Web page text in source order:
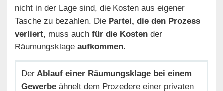
nicht in der Lage sind, die Kosten aus eigener
Tasche zu bezahlen. Die Partei, die den Prozess
verliert, muss auch für die Kosten der
Räumungsklage aufkommen.
Der Ablauf einer Räumungsklage bei einem
Gewerbe ähnelt dem Prozedere einer privaten